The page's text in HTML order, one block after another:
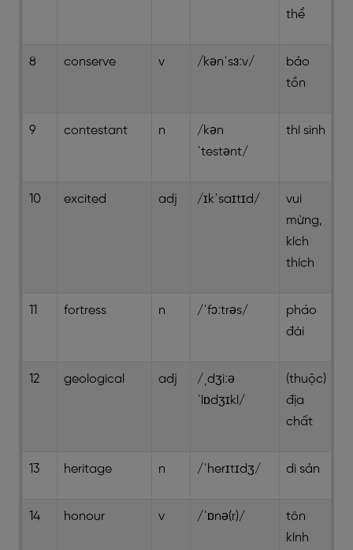
thể
8 conserve v /kənˈsɜːv/
bảo
tồn
9 contestant n
/kən
ˈtestənt/
thí sinh
10 excited adj /ɪkˈsaɪtɪd/
vui
mừng,
kích
thích
11 fortress n /ˈfɔːtrəs/
pháo
đài
12 geological adj
/ˌdʒiːə
ˈlɒdʒɪkl/
(thuộc)
địa
chất
13 heritage n /ˈherɪtɪdʒ/ di sản
14 honour v /ˈɒnə(r)/
tôn
kính